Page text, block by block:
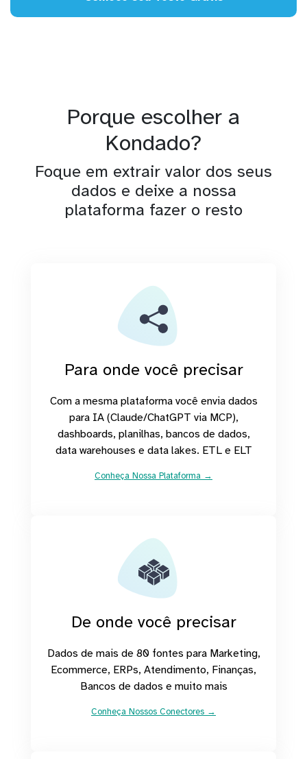
Porque escolher a
Kondado?
Foque em extrair valor dos seus
dados e deixe a nossa
plataforma fazer o resto
Para onde você precisar
Com a mesma plataforma você envia dados
para IA (Claude/ChatGPT via MCP),
dashboards, planilhas, bancos de dados,
data warehouses e data lakes. ETL e ELT
Conheça Nossa Plataforma →
De onde você precisar
Dados de mais de 80 fontes para Marketing,
Ecommerce, ERPs, Atendimento, Finanças,
Bancos de dados e muito mais
Conheça Nossos Conectores →